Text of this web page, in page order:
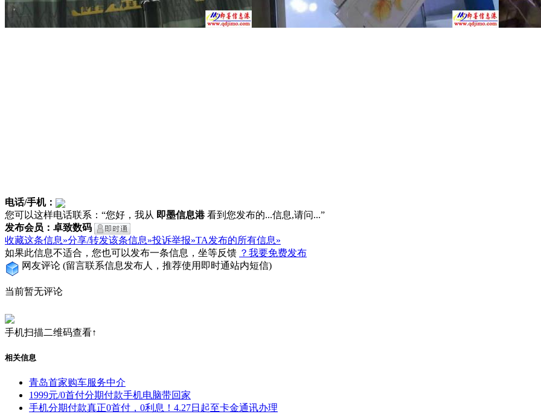
电话/手机：
您可以这样电话联系：“您好，我从 即墨信息港看到您发布的...信息,请问...”
发布会员：卓致数码
收藏这条信息»分享/转发该条信息»投诉举报»TA发布的所有信息»
如果此信息不适合，您也可以发布一条信息，坐等反馈 ？我要免费发布
网友评论 (留言联系信息发布人，推荐使用即时通站内短信)
当前暂无评论
手机扫描二维码查看↑
相关信息
青岛首家购车服务中介
1999元/0首付分期付款手机电脑带回家
手机分期付款真正0首付，0利息！4.27日起至卡金通讯办理